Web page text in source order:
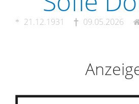
21.12.1931 09.05.2026